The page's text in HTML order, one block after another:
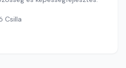
Csilla